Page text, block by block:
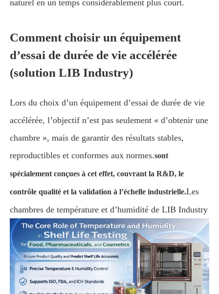
naturel en un temps considérablement plus court.
Comment choisir un équipement
d’essai de durée de vie accélérée
(solution LIB Industry)
Lors du choix d’un équipement d’essai de durée de vie
accélérée, l’objectif n’est pas seulement « d’obtenir une
chambre », mais de garantir des résultats stables,
reproductibles et conformes aux normes.sont
spécialement conçues à cet effet, couvrant la R&D, le
contrôle qualité et la validation à l’échelle industrielle.Les
chambres de température et d’humidité de LIB Industry